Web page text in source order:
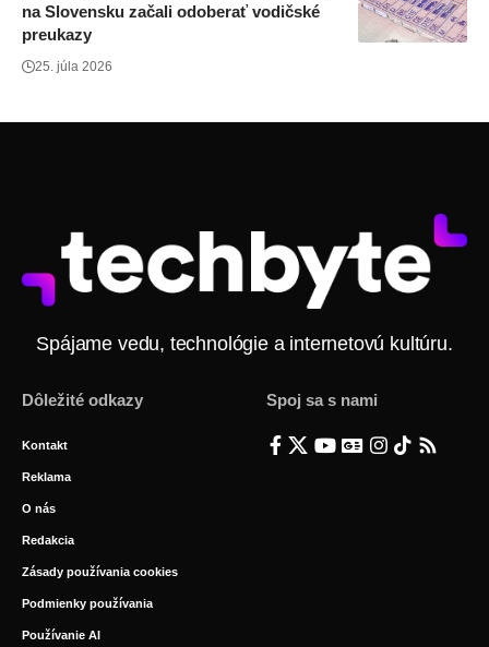
na Slovensku začali odoberať vodičské
preukazy
25. júla 2026
Spájame vedu, technológie a internetovú kultúru.
Dôležité odkazy
Kontakt
Reklama
O nás
Redakcia
Zásady používania cookies
Podmienky používania
Používanie AI
Spoj sa s nami